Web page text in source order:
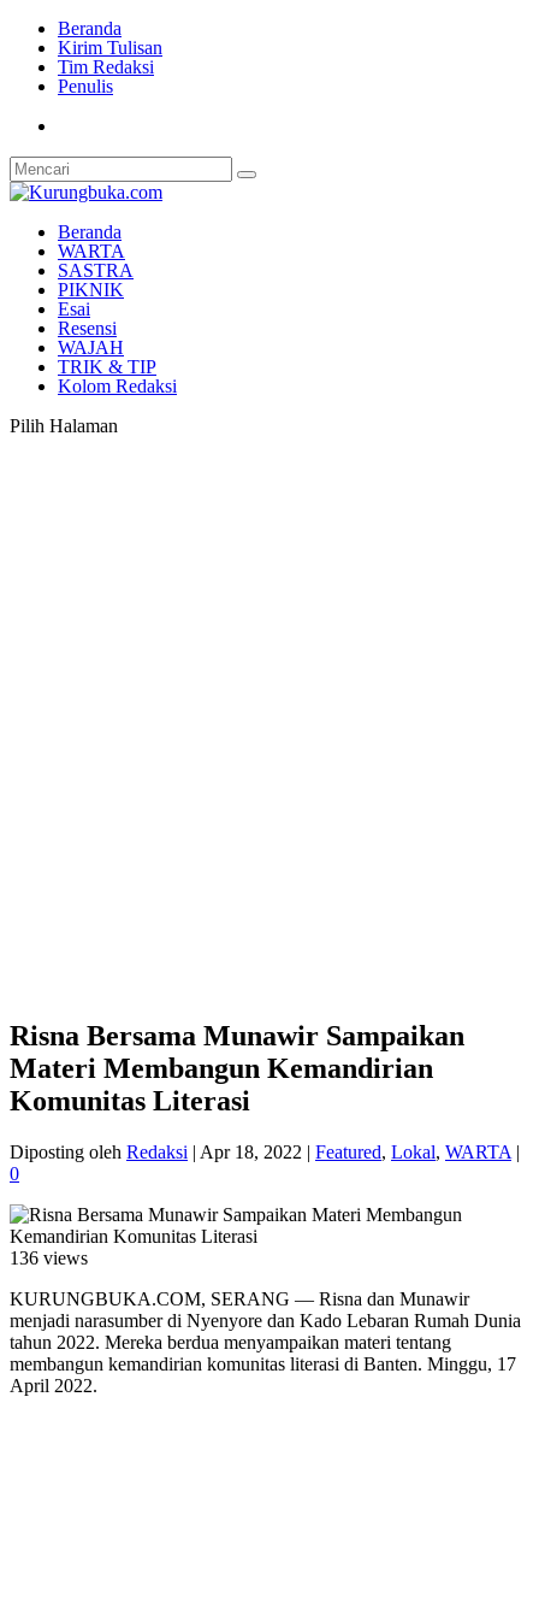
Beranda
Kirim Tulisan
Tim Redaksi
Penulis
Beranda
WARTA
SASTRA
PIKNIK
Esai
Resensi
WAJAH
TRIK & TIP
Kolom Redaksi
Pilih Halaman
Risna Bersama Munawir Sampaikan
Materi Membangun Kemandirian
Komunitas Literasi
Diposting oleh Redaksi | Apr 18, 2022 | Featured, Lokal, WARTA |
0
136 views
KURUNGBUKA.COM, SERANG — Risna dan Munawir
menjadi narasumber di Nyenyore dan Kado Lebaran Rumah Dunia
tahun 2022. Mereka berdua menyampaikan materi tentang
membangun kemandirian komunitas literasi di Banten. Minggu, 17
April 2022.